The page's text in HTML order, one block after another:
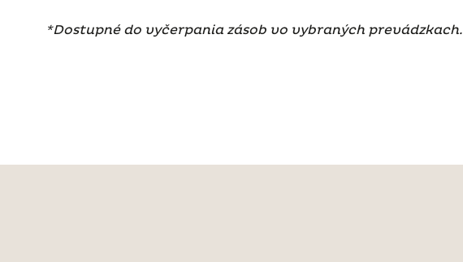
*Dostupné do vyčerpania zásob vo vybraných prevádzkach.